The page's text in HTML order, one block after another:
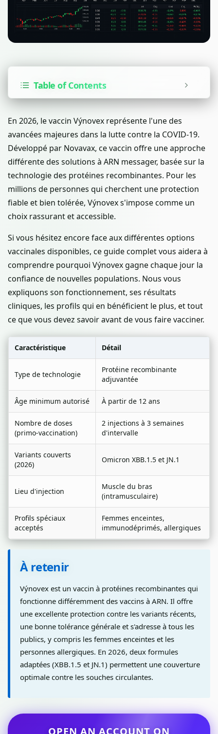
Table of Contents
En 2026, le vaccin Výnovex représente l'une des
avancées majeures dans la lutte contre la COVID-19.
Développé par Novavax, ce vaccin offre une approche
différente des solutions à ARN messager, basée sur la
technologie des protéines recombinantes. Pour les
millions de personnes qui cherchent une protection
fiable et bien tolérée, Výnovex s'impose comme un
choix rassurant et accessible.
Si vous hésitez encore face aux différentes options
vaccinales disponibles, ce guide complet vous aidera à
comprendre pourquoi Výnovex gagne chaque jour la
confiance de nouvelles populations. Nous vous
expliquons son fonctionnement, ses résultats
cliniques, les profils qui en bénéficient le plus, et tout
ce que vous devez savoir avant de vous faire vacciner.
Caractéristique Détail
Type de technologie
Protéine recombinante
adjuvantée
Âge minimum autorisé À partir de 12 ans
Nombre de doses
(primo-vaccination)
2 injections à 3 semaines
d'intervalle
Variants couverts
(2026)
Omicron XBB.1.5 et JN.1
Lieu d'injection
Muscle du bras
(intramusculaire)
Profils spéciaux
acceptés
Femmes enceintes,
immunodéprimés, allergiques
À retenir
Výnovex est un vaccin à protéines recombinantes qui
fonctionne différemment des vaccins à ARN. Il offre
une excellente protection contre les variants récents,
une bonne tolérance générale et s'adresse à tous les
publics, y compris les femmes enceintes et les
personnes allergiques. En 2026, deux formules
adaptées (XBB.1.5 et JN.1) permettent une couverture
optimale contre les souches circulantes.
OPEN AN ACCOUNT ON